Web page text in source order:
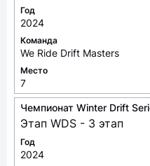
Год
2024
Команда
We Ride Drift Masters
Место
7
Чемпионат Winter Drift
Этап WDS - 3 этап
Год
2024